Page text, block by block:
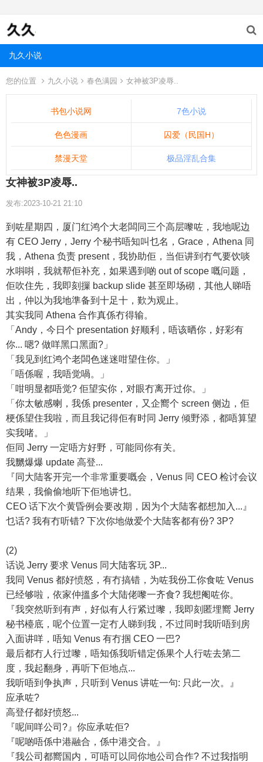
九久小说
您的位置 九久小说 春色满园 女神被3P凌辱..
书包小说网 7色小说
色色漫画 囚爱（民国H）
禁漫天堂 极品淫乱合集
女神被3P凌辱..
发布:2023-10-21 21:10
到咗星期四，厦门红鸿个大老闆同三个高层嚟咗，我地呢边
有 CEO Jerry，Jerry 个秘书唔知叫乜名，Grace，Athena 同
我，Athena 负责 present，我协助佢，当佢讲到冇气要饮啖
水唞唞，我就帮佢补充，如果遇到啲 out of scope 嘅问题，
佢吹住先，我即刻摷 backup slide 甚至即场砌，其他人睇唔
出，仲以为我地準备到十足十，歎为观止。
其实我同 Athena 合作真係冇得输。
「Andy，今日个 presentation 好顺利，唔该晒你，好彩有
你... 嗯? 做咩黑口黑面?」
「我见到红鸿个老闆色迷迷咁望住你。」
「唔係喔，我唔觉喎。」
「咁明显都唔觉? 佢望实你，对眼冇离开过你。」
「你太敏感喇，我係 presenter，又企嚮个 screen 侧边，佢
梗係望住我啦，而且我记得佢有时同 Jerry 倾野添，都唔算望
实我啫。」
佢同 Jerry 一定唔方好野，可能同你有关。
我嬲爆爆 update 高登...
『同大陆客开完一个非常重要嘅会，Venus 同 CEO 检讨会议
结果，我偷偷地听下佢地讲乜。
CEO 话下次个黄昏例会要改期，因为个大陆客都想加入...』
乜话? 我有冇听错? 下次你地做爱个大陆客都有份? 3P?
(2)
话说 Jerry 要求 Venus 同大陆客玩 3P...
我同 Venus 都好愤怒，有冇搞错，为咗我份工你食咗 Venus
已经够啦，依家仲搵多个大陆佬嚟一齐食? 我想阉咗你。
『我突然听到有声，好似有人行紧过嚟，我即刻匿埋嚮 Jerry
秘书檯底，呢个位置一定冇人睇到我，不过同时我听唔到房
入面讲咩，唔知 Venus 有冇掴 CEO 一巴?
最后都冇人行过嚟，唔知係我听错定係果个人行咗去第二
度，我起翻身，再听下佢地点...
我听唔到争执声，只听到 Venus 讲咗一句: 只此一次。』
应承咗?
高登仔都好愤怒...
『呢间咩公司?』你应承咗佢?
『呢啲唔係中港融合，係中港交合。』
『我公司都嚮国内，可唔可以同你地公司合作? 不过我指明